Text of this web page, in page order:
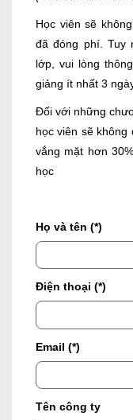
Học viên sẽ
đã đóng phí. Tuy
lớp, vui lòng
giảng ít nhất 3
Đối với những
học viên sẽ
vắng mặt hơn
học
Họ và tên (*)
Điện thoại (*)
Email (*)
Tên công ty